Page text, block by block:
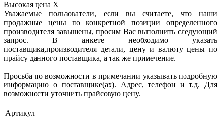
Высокая цена X
Уважаемые пользователи, если вы считаете, что наши
продажные цены по конкретной позиции определенного
производителя завышены, просим Вас выполнить следующий
запрос. В анкете необходимо указать
поставщика,производителя детали, цену и валюту цены по
прайсу данного поставщика, а так же примечение.
Просьба по возможности в примечании указывать подробную
информацию о поставщике(ах). Адрес, телефон и т.д. Для
возможности уточнить прайсовую цену.
Артикул